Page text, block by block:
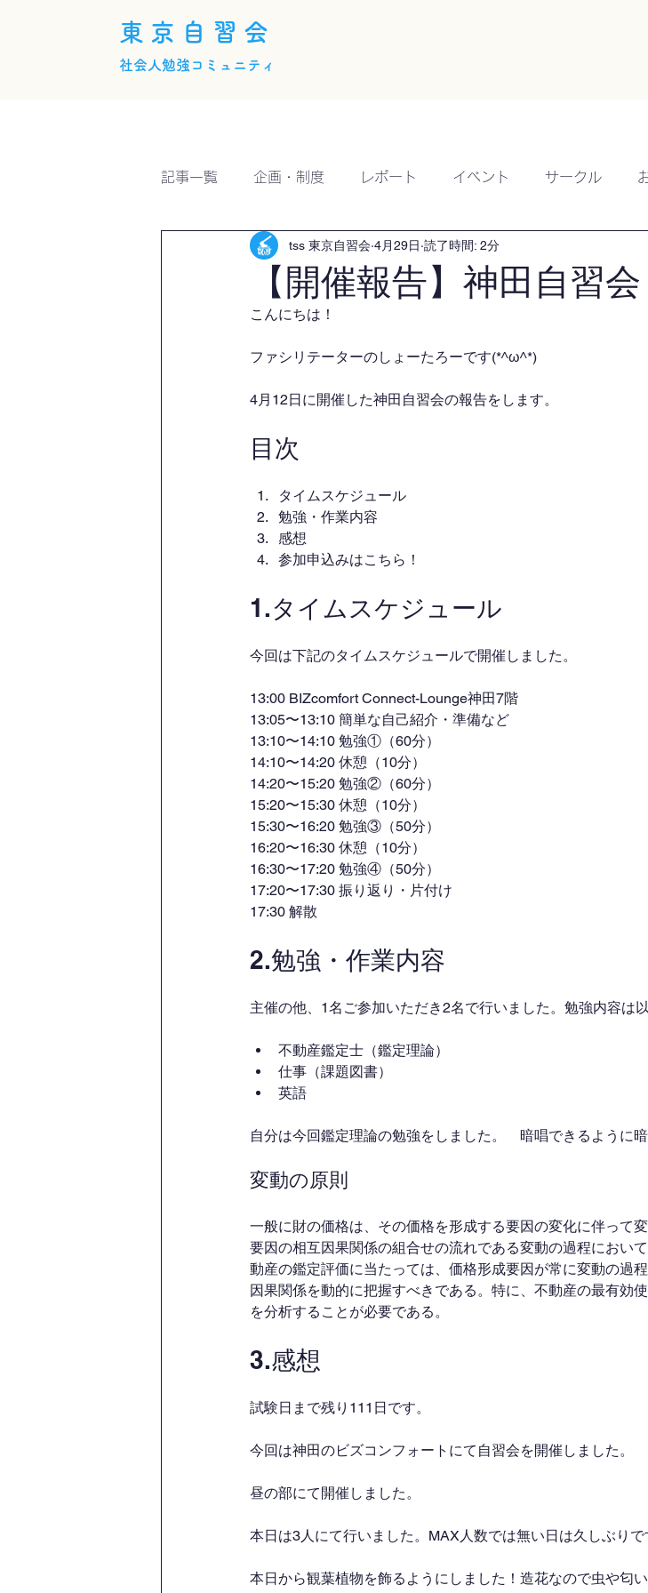
東京自習会
社会人勉強コミュニティ
記事一覧 企画・制度 レポート イベント サークル
【開催報告】神田自習会
tss 東京自習会 4月29日 読了時間: 2分
こんにちは！
ファシリテーターのしょーたろーです(*^ω^*)
4月12日に開催した神田自習会の報告をします。
目次
タイムスケジュール
勉強・作業内容
感想
参加申込みはこちら！
1.タイムスケジュール
今回は下記のタイムスケジュールで開催しました。
13:00 BIZcomfort Connect-Lounge神田7階
13:05〜13:10 簡単な自己紹介・準備など
13:10〜14:10 勉強①（60分）
14:10〜14:20 休憩（10分）
14:20〜15:20 勉強②（60分）
15:20〜15:30 休憩（10分）
15:30〜16:20 勉強③（50分）
16:20〜16:30 休憩（10分）
16:30〜17:20 勉強④（50分）
17:20〜17:30 振り返り・片付け
17:30 解散
2.勉強・作業内容
主催の他、1名ご参加いただき2名で行いました。勉強内容は
不動産鑑定士（鑑定理論）
仕事（課題図書）
英語
自分は今回鑑定理論の勉強をしました。　暗唱できるように暗
変動の原則
一般に財の価格は、その価格を形成する要因の変化に伴って
要因の相互因果関係の組合せの流れである変動の過程におい
動産の鑑定評価に当たっては、価格形成要因が常に変動の過
因果関係を動的に把握すべきである。特に、不動産の最有効
を分析することが必要である。
3.感想
試験日まで残り111日です。
今回は神田のビズコンフォートにて自習会を開催しました。
昼の部にて開催しました。
本日は3人にて行いました。MAX人数では無い日は久しぶりで
本日から観葉植物を飾るようにしました！造花なので虫や匂